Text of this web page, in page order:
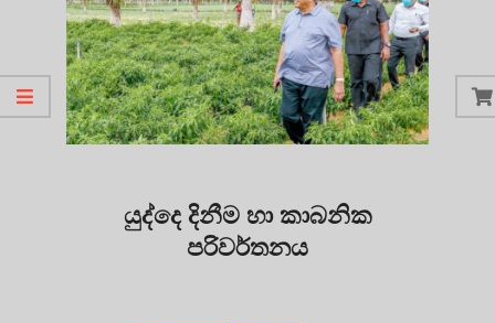
යුද්දෙ දිනීම හා කාබනික
පරිවර්තනය